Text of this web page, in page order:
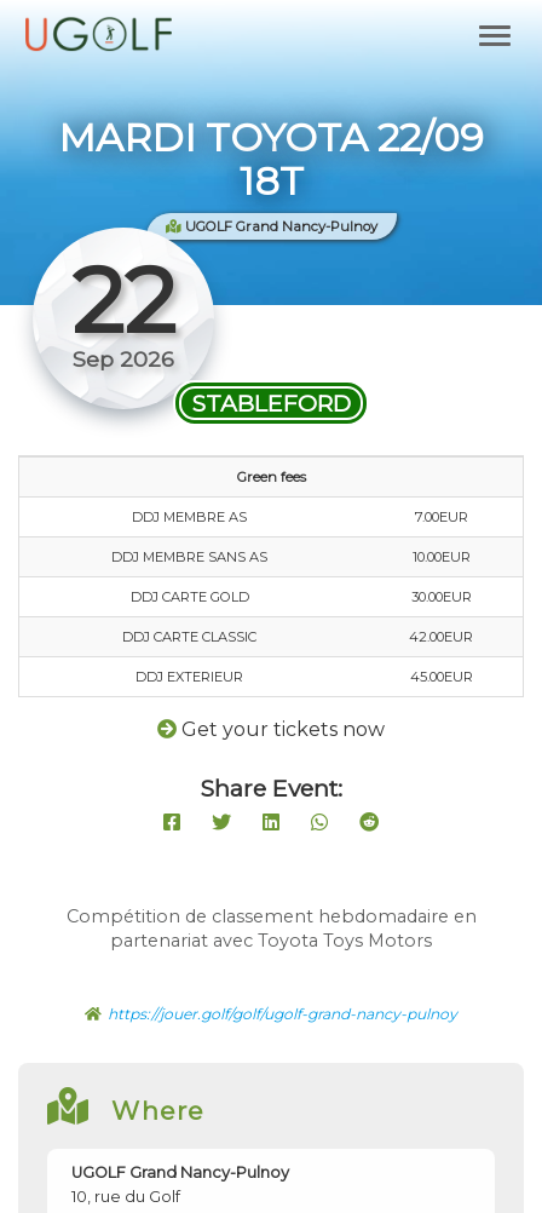
MARDI TOYOTA 22/09
18T
UGOLF Grand Nancy-Pulnoy
22
Sep 2026
STABLEFORD
Green fees
DDJ MEMBRE AS 7.00EUR
DDJ MEMBRE SANS AS 10.00EUR
DDJ CARTE GOLD 30.00EUR
DDJ CARTE CLASSIC 42.00EUR
DDJ EXTERIEUR 45.00EUR
Get your tickets now
Share Event:
Compétition de classement hebdomadaire en
partenariat avec Toyota Toys Motors
https://jouer.golf/golf/ugolf-grand-nancy-pulnoy
Where
UGOLF Grand Nancy-Pulnoy
10, rue du Golf